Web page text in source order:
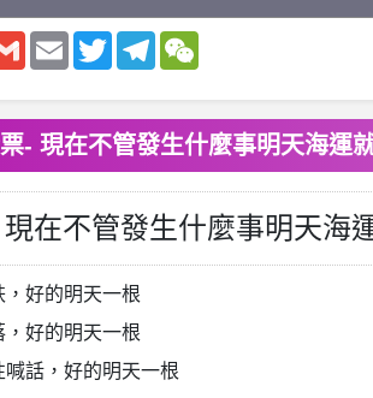
Gmail Email TwitterTelegram
- 現在不管發生什麼事明天海運
在不管發生什麼事明天海
，好的明天一根
，好的明天一根
喊話，好的明天一根